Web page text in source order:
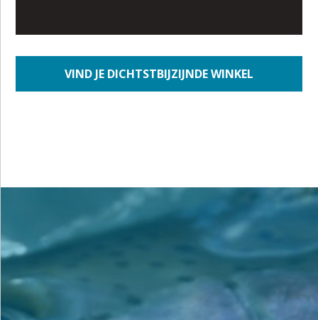
VIND JE DICHTSTBIJZIJNDE WINKEL